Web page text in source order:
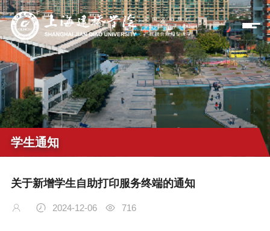
学生通知
关于新增学生自助打印服务终端的通知
2024-12-06 716